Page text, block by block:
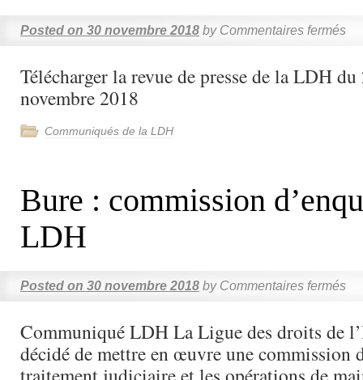
Posted on 30 novembre 2018 by Commentaires fermés
Télécharger la revue de presse de la LDH
novembre 2018
Communiqués de la LDH
Bure : commission
LDH
Posted on 30 novembre 2018 by Commentaires fermés
Communiqué LDH La Ligue des droits de
décidé de mettre en œuvre une commission